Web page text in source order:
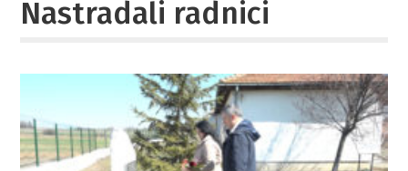
Nastradali radnici